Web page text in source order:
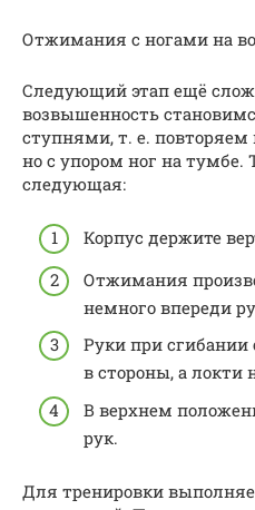
Отжимания с ногами на
Следующий этап ещё
возвышенность
ступнями, т. е.
но с упором ног на тумбе.
следующая:
Корпус держите
Отжимания
немного впереди
Руки при сгибании
в стороны, а локти
В верхнем
рук.
Для тренировки